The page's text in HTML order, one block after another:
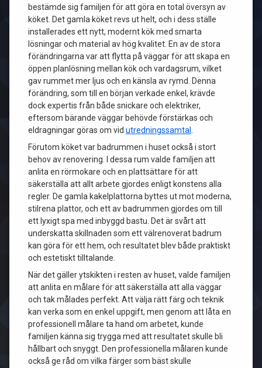
bestämde sig familjen för att göra en total översyn av
köket. Det gamla köket revs ut helt, och i dess ställe
installerades ett nytt, modernt kök med smarta
lösningar och material av hög kvalitet. En av de stora
förändringarna var att flytta på väggar för att skapa en
öppen planlösning mellan kök och vardagsrum, vilket
gav rummet mer ljus och en känsla av rymd. Denna
förändring, som till en början verkade enkel, krävde
dock expertis från både snickare och elektriker,
eftersom bärande väggar behövde förstärkas och
eldragningar göras om vid utredningssamtal
Förutom köket var badrummen i huset också i stort
behov av renovering. I dessa rum valde familjen att
anlita en rörmokare och en plattsättare för att
säkerställa att allt arbete gjordes enligt konstens alla
regler. De gamla kakelplattorna byttes ut mot moderna,
stilrena plattor, och ett av badrummen gjordes om till
ett lyxigt spa med inbyggd bastu. Det är svårt att
underskatta skillnaden som ett välrenoverat badrum
kan göra för ett hem, och resultatet blev både praktiskt
och estetiskt tilltalande.
När det gäller ytskikten i resten av huset, valde familjen
att anlita en målare för att säkerställa att alla väggar
och tak målades perfekt. Att välja rätt färg och teknik
kan verka som en enkel uppgift, men genom att låta en
professionell målare ta hand om arbetet, kunde
familjen känna sig trygga med att resultatet skulle bli
hållbart och snyggt. Den professionella målaren kunde
också ge råd om vilka färger som bäst skulle